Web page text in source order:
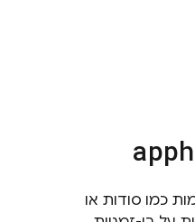
כמו סודות או